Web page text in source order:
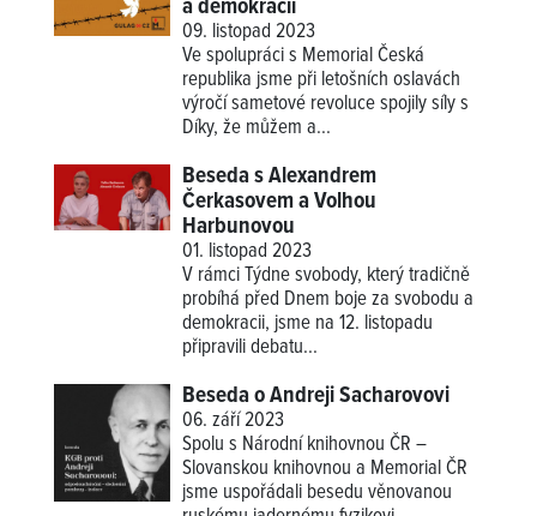
a demokracii
09. listopad 2023
Ve spolupráci s Memorial Česká
republika jsme při letošních oslavách
výročí sametové revoluce spojily síly s
Díky, že můžem a...
Beseda s Alexandrem
Čerkasovem a Volhou
Harbunovou
01. listopad 2023
V rámci Týdne svobody, který tradičně
probíhá před Dnem boje za svobodu a
demokracii, jsme na 12. listopadu
připravili debatu...
Beseda o Andreji Sacharovovi
06. září 2023
Spolu s Národní knihovnou ČR –
Slovanskou knihovnou a Memorial ČR
jsme uspořádali besedu věnovanou